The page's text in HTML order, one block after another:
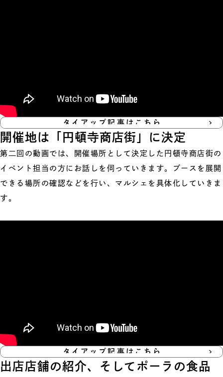
タイアップ記事はこちら
開催地は「円頓寺商店街」に決定
第二回の動画では、開催場所として決定した円頓寺商店街の
イベント担当の方にお話しを伺っていきます。ブースを展開
できる場所の確認などを行い、マルシェを具体化していきま
す。
タイアップ記事はこちら
出店店舗の紹介、そしてポーラの食品